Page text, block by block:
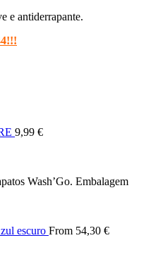
e antiderrapante.
9,99 €
Wash’Go. Embalagem
escuro From 54,30 €